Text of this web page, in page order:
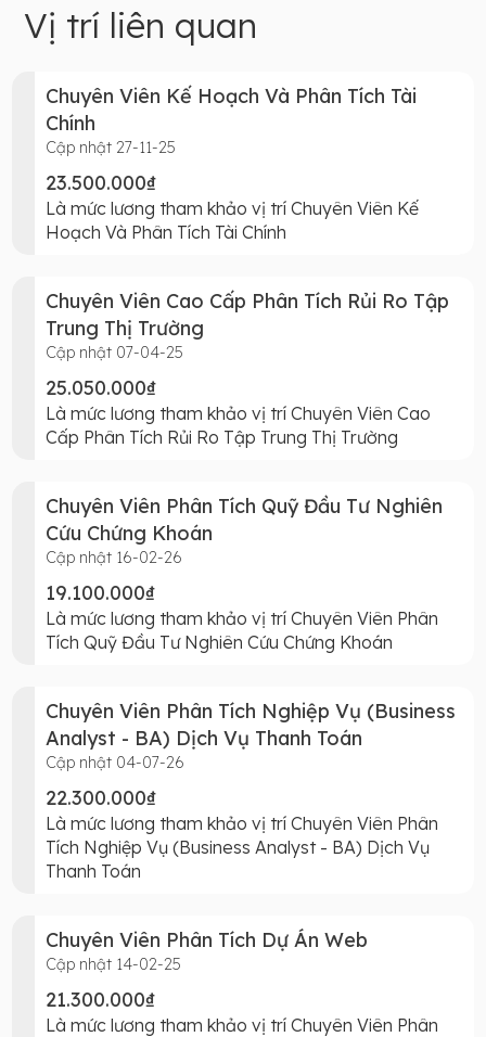
Vị trí liên quan
Chuyên Viên Kế Hoạch Và Phân Tích Tài
Chính
Cập nhật 27-11-25
23.500.000₫
Là mức lương tham khảo vị trí Chuyên Viên Kế
Hoạch Và Phân Tích Tài Chính
Chuyên Viên Cao Cấp Phân Tích Rủi Ro Tập
Trung Thị Trường
Cập nhật 07-04-25
25.050.000₫
Là mức lương tham khảo vị trí Chuyên Viên Cao
Cấp Phân Tích Rủi Ro Tập Trung Thị Trường
Chuyên Viên Phân Tích Quỹ Đầu Tư Nghiên
Cứu Chứng Khoán
Cập nhật 16-02-26
19.100.000₫
Là mức lương tham khảo vị trí Chuyên Viên Phân
Tích Quỹ Đầu Tư Nghiên Cứu Chứng Khoán
Chuyên Viên Phân Tích Nghiệp Vụ (Business
Analyst - BA) Dịch Vụ Thanh Toán
Cập nhật 04-07-26
22.300.000₫
Là mức lương tham khảo vị trí Chuyên Viên Phân
Tích Nghiệp Vụ (Business Analyst - BA) Dịch Vụ
Thanh Toán
Chuyên Viên Phân Tích Dự Án Web
Cập nhật 14-02-25
21.300.000₫
Là mức lương tham khảo vị trí Chuyên Viên Phân